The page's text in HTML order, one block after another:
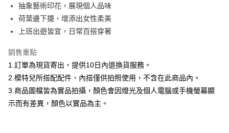
上海商業儲蓄銀行
國泰世華商業銀行
臺灣中小企業銀行
聯邦商業銀行
元大商業銀行
永豐商業銀行
台新國際商業銀行
中國信託商業銀行
台灣樂天信用卡公司
LINE Pay
Apple Pay
悠遊付
Google Pay
全盈+PAY
抽象藝術印花，展現個人品味
荷葉邊下擺，增添出女性柔美
上班出遊皆宜，日常百搭穿著
銷售重點
1.訂單為現貨寄出，提供10日內退換貨服務。
2.模特兒所搭配配件、內搭僅供拍照使用，不含在此商品內。
3.商品圖檔皆為實品拍攝，顏色會因燈光及個人電腦或手機螢幕顯
示而有差異，顏色以實品為主。